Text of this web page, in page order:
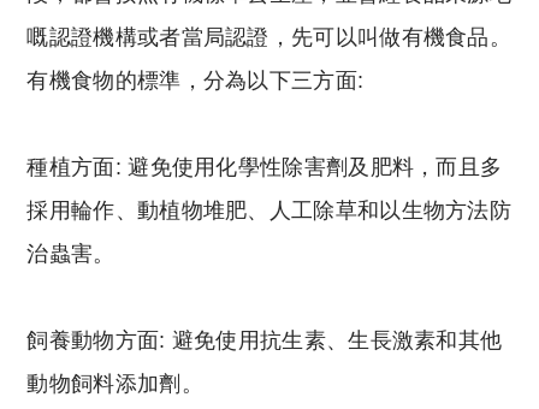
嘅認證機構或者當局認證，先可以叫做有機食品。
有機食物的標準，分為以下三方面:
種植方面: 避免使用化學性除害劑及肥料，而且多
採用輪作、動植物堆肥、人工除草和以生物方法防
治蟲害。
飼養動物方面: 避免使用抗生素、生長激素和其他
動物飼料添加劑。